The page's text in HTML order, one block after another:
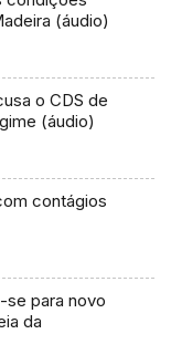
(áudio)
o CDS de
(áudio)
contágios
se para novo
da